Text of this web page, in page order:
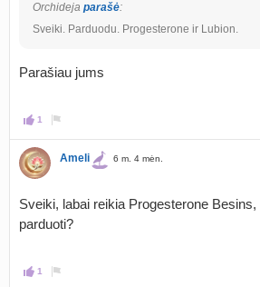
Orchideja parašė:
Sveiki. Parduodu. Progesterone ir Lubion.
Parašiau jums
1
Ameli 6 m. 4 mėn.
Sveiki, labai reikia Progesterone
parduoti?
1